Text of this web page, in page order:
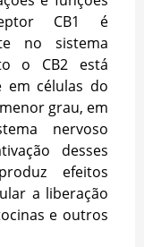
CB1 é
no sistema
o CB2 está
em células do
grau, em
nervoso
desses
efeitos
a liberação
e outros